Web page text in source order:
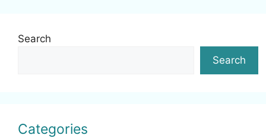
Search
Search
Categories